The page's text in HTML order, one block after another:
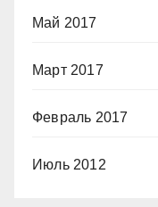
Май 2017
Март 2017
Февраль 2017
Июль 2012